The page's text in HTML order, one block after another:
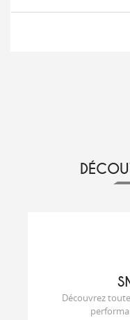
Découvrez